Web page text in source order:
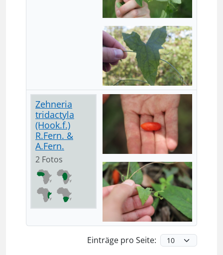
Zehneria
tridactyla
(Hook.f.)
R.Fern. &
A.Fern.
2 Fotos
Einträge pro Seite: